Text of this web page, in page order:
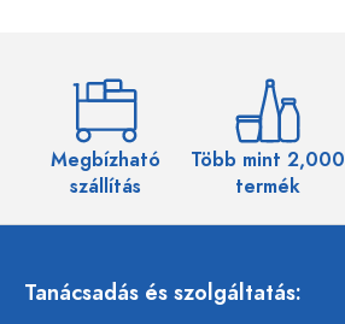
Megbízható
szállítás
Több mint 2,000
termék
Tanácsadás és szolgáltatás: